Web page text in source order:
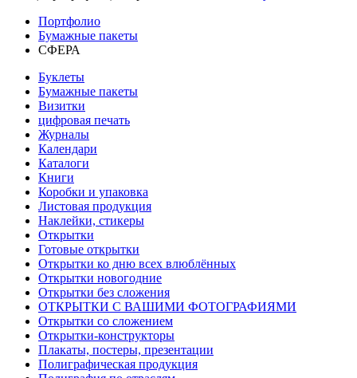
Портфолио
Бумажные пакеты
СФЕРА
Буклеты
Бумажные пакеты
Визитки
цифровая печать
Журналы
Календари
Каталоги
Книги
Коробки и упаковка
Листовая продукция
Наклейки, стикеры
Открытки
Готовые открытки
Открытки ко дню всех влюблённых
Открытки новогодние
Открытки без сложения
ОТКРЫТКИ С ВАШИМИ ФОТОГРАФИЯМИ
Открытки со сложением
Открытки-конструкторы
Плакаты, постеры, презентации
Полиграфическая продукция